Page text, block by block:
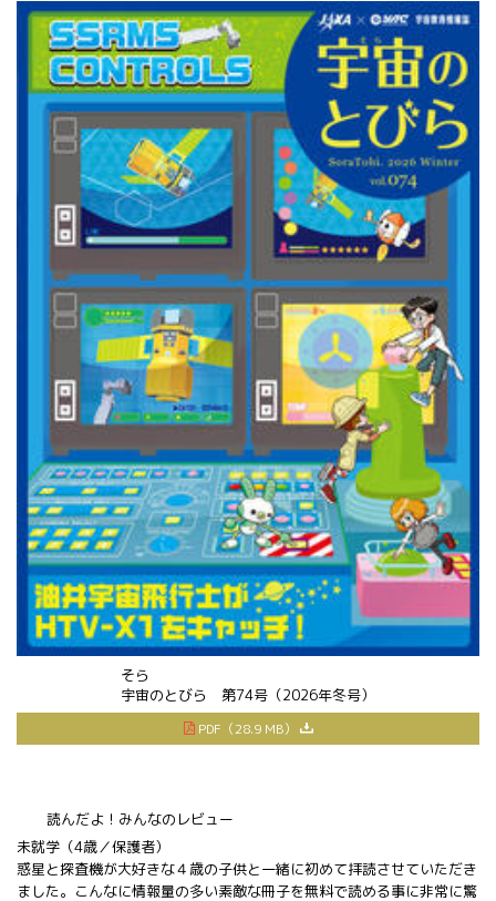
宇宙
そら
のとびら 第74号（2026年冬号）
PDF（28.9 MB）
読んだよ！みんなのレビュー
未就学（4歳／保護者）
惑星と探査機が大好きな４歳の子供と一緒に初めて拝読させていただき
ました。こんなに情報量の多い素敵な冊子を無料で読める事に非常に驚